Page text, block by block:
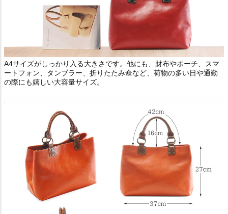
A4サイズがしっかり入る大きさです。他にも、財布やポーチ、スマ
ートフォン、タンブラー、折りたたみ傘など、荷物の多い日や通勤
の際にも嬉しい大容量サイズ。